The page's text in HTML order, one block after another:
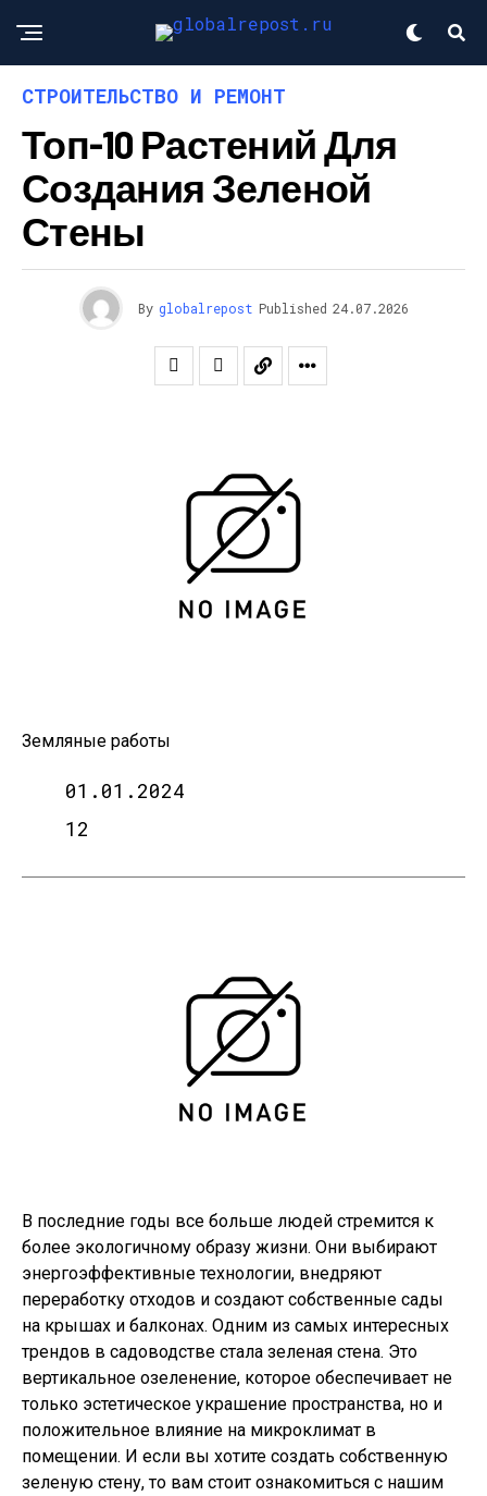
СТРОИТЕЛЬСТВО И РЕМОНТ
Топ-10 Растений Для
Создания Зеленой
Стены
By globalrepost Published 24.07.2026
Земляные работы
01.01.2024
12
В последние годы все больше людей стремится к
более экологичному образу жизни. Они выбирают
энергоэффективные технологии, внедряют
переработку отходов и создают собственные сады
на крышах и балконах. Одним из самых интересных
трендов в садоводстве стала зеленая стена. Это
вертикальное озеленение, которое обеспечивает не
только эстетическое украшение пространства, но и
положительное влияние на микроклимат в
помещении. И если вы хотите создать собственную
зеленую стену, то вам стоит ознакомиться с нашим